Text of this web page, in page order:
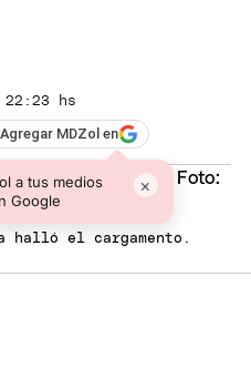
hs
Agregar MDZol en
a tus medios
Google
×
halló el cargamento.